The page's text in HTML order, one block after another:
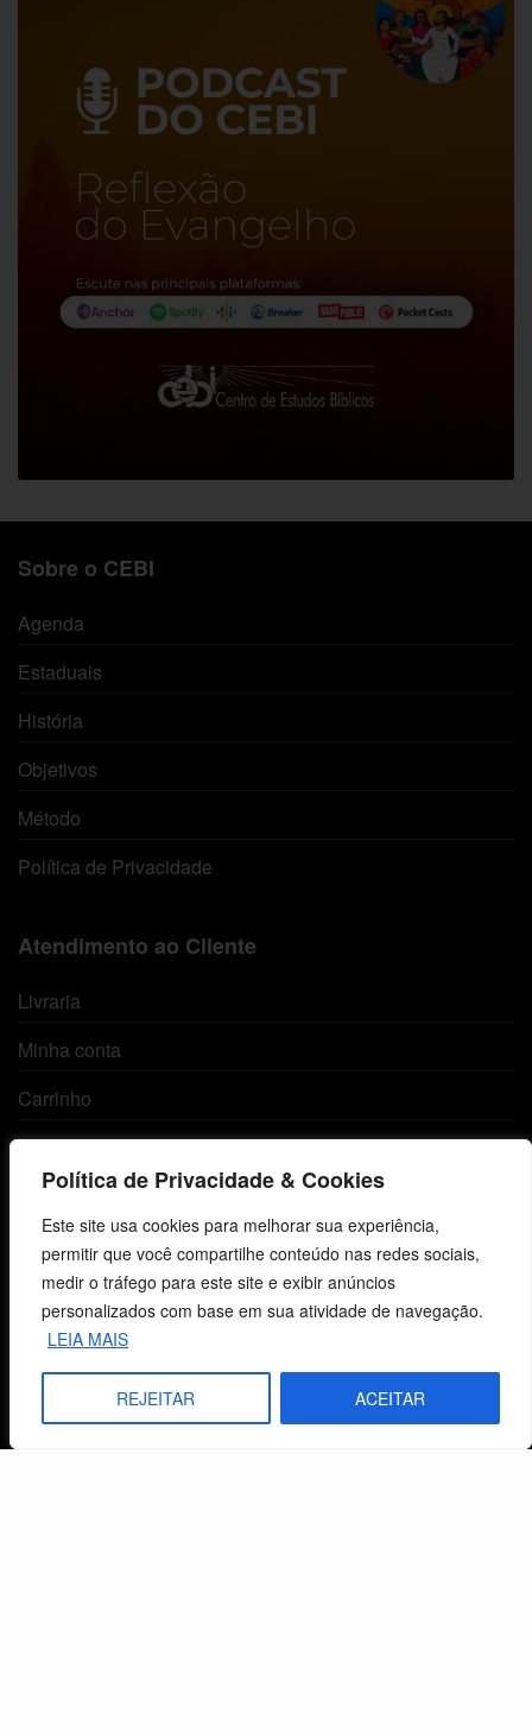
Política de Privacidade & Cookies
Este site usa cookies para melhorar sua experiência,
permitir que você compartilhe conteúdo nas redes sociais,
medir o tráfego para este site e exibir anúncios
personalizados com base em sua atividade de navegação.
LEIA MAIS
REJEITAR ACEITAR
Sobre o CEBI
Agenda
Estaduais
História
Objetivos
Método
Política de Privacidade
Atendimento ao Cliente
Livraria
Minha conta
Carrinho
Lista de Desejos
Termos e Condições
Centro de Estudos Bíblicos
CNPJ: 29.832.607/0001-10
São Leopoldo, RS, Brasil